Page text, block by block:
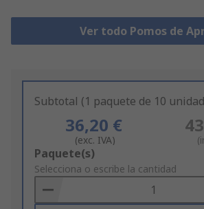
Ver todo Pomos de
Subtotal (1 paquete de 10
36,20 €
(exc. IVA)
Add
to
Basket
Paquete(s)
Selecciona o escribe la cantidad